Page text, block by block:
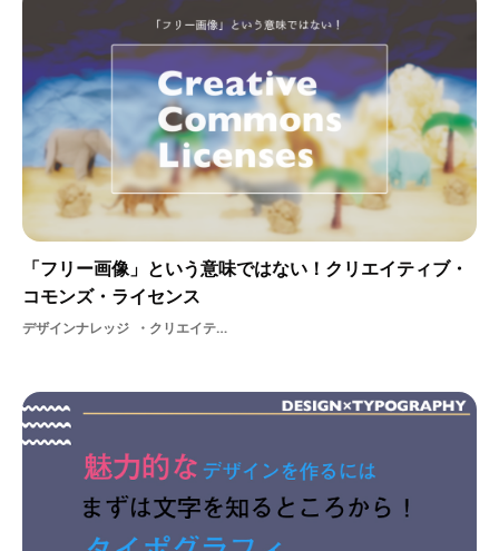
「フリー画像」という意味ではない！クリエイティブ・
コモンズ・ライセンス
デザインナレッジ クリエイティブ・コモンズ・ライセンスクリエイティブ・コモンズフリーライセンス基礎知識著作権